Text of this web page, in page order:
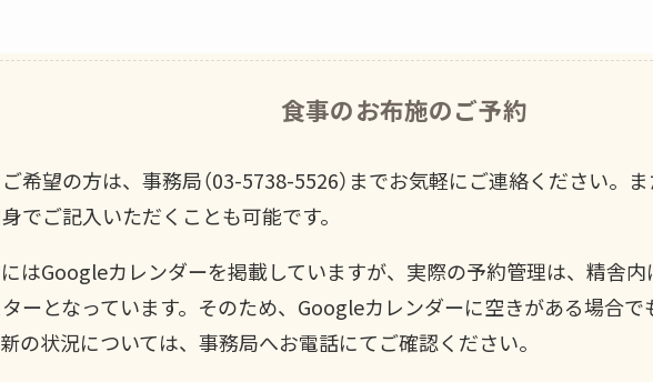
食事のお布施のご予約
希望の方は、事務局（03-5738-5526）までお気軽にご連絡ください。
でご記入いただくことも可能です。
はGoogleカレンダーを掲載していますが、実際の予約管理は、精舎
ターとなっています。そのため、Googleカレンダーに空きがある場合
の状況については、事務局へお電話にてご確認ください。